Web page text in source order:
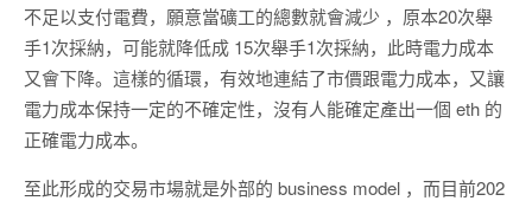
不足以支付電費，願意當礦工的總數就會減少 ，原本20次舉
手1次採納，可能就降低成 15次舉手1次採納，此時電力成本
又會下降。這樣的循環，有效地連結了市價跟電力成本，又讓
電力成本保持一定的不確定性，沒有人能確定產出一個 eth 的
正確電力成本。
至此形成的交易市場就是外部的 business model ，而目前202